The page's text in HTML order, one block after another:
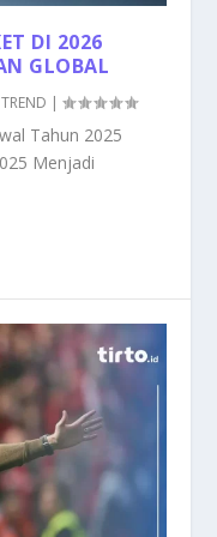
DI 2026
GLOBAL
TREND |
Tahun 2025
Menjadi